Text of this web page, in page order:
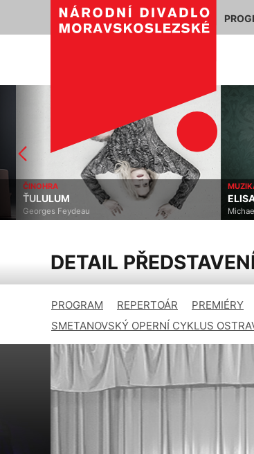
ČINOHRA
ŤULULUM
Georges Feydeau
MUZIKÁL
Michael
DETAIL
PROGRAM REPERTOÁR PREMIÉRY
SMETANOVSKÝ OPERNÍ CYKLUS